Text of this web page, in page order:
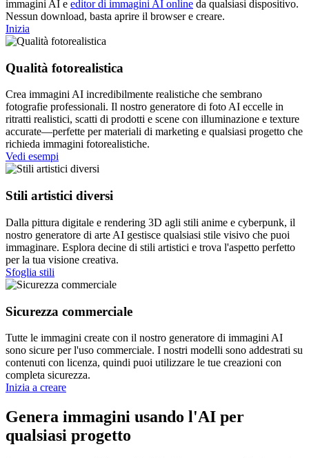
immagini AI e editor di immagini AI online da qualsiasi dispositivo.
Nessun download, basta aprire il browser e creare.
Inizia
Qualità fotorealistica
Crea immagini AI incredibilmente realistiche che sembrano
fotografie professionali. Il nostro generatore di foto AI eccelle in
ritratti realistici, scatti di prodotti e scene con illuminazione e texture
accurate—perfette per materiali di marketing e qualsiasi progetto che
richieda immagini fotorealistiche.
Vedi esempi
Stili artistici diversi
Dalla pittura digitale e rendering 3D agli stili anime e cyberpunk, il
nostro generatore di arte AI gestisce qualsiasi stile visivo che puoi
immaginare. Esplora decine di stili artistici e trova l'aspetto perfetto
per la tua visione creativa.
Sfoglia stili
Sicurezza commerciale
Tutte le immagini create con il nostro generatore di immagini AI
sono sicure per l'uso commerciale. I nostri modelli sono addestrati su
contenuti con licenza, quindi puoi utilizzare le tue creazioni con
completa sicurezza.
Inizia a creare
Genera immagini usando l'AI per
qualsiasi progetto